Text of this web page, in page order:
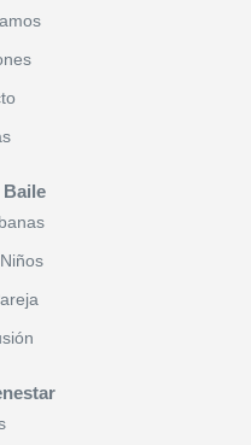
Baile